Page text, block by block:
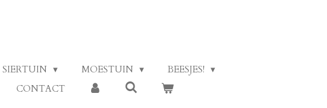
SIERTUIN MOESTUIN
BEESJES!
CONTACT